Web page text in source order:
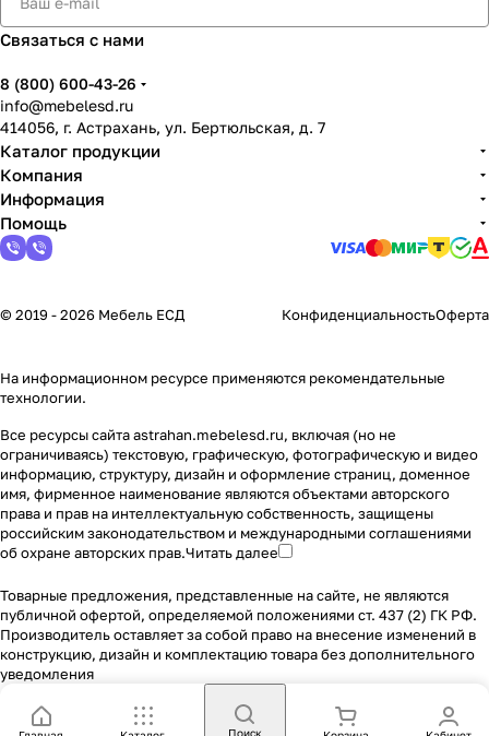
Связаться с нами
8 (800) 600-43-26
info@mebelesd.ru
414056, г. Астрахань, ул. Бертюльская, д. 7
Каталог продукции
Компания
Информация
Помощь
© 2019 - 2026 Мебель ЕСД КонфиденциальностьОферта
На информационном ресурсе применяются рекомендательные
технологии.
Все ресурсы сайта astrahan.mebelesd.ru, включая (но не
ограничиваясь) текстовую, графическую, фотографическую и видео
информацию, структуру, дизайн и оформление страниц, доменное
имя, фирменное наименование являются объектами авторского
права и прав на интеллектуальную собственность, защищены
российским законодательством и международными соглашениями
об охране авторских прав.Читать далее
Товарные предложения, представленные на сайте, не являются
публичной офертой, определяемой положениями ст. 437 (2) ГК РФ.
Производитель оставляет за собой право на внесение изменений в
конструкцию, дизайн и комплектацию товара без дополнительного
уведомления
Поиск